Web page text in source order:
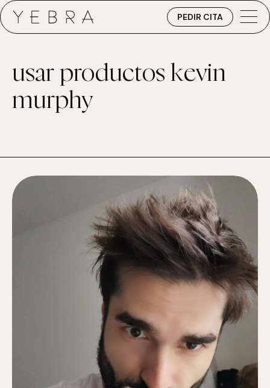
PEDIR CITA
usar productos kevin
murphy